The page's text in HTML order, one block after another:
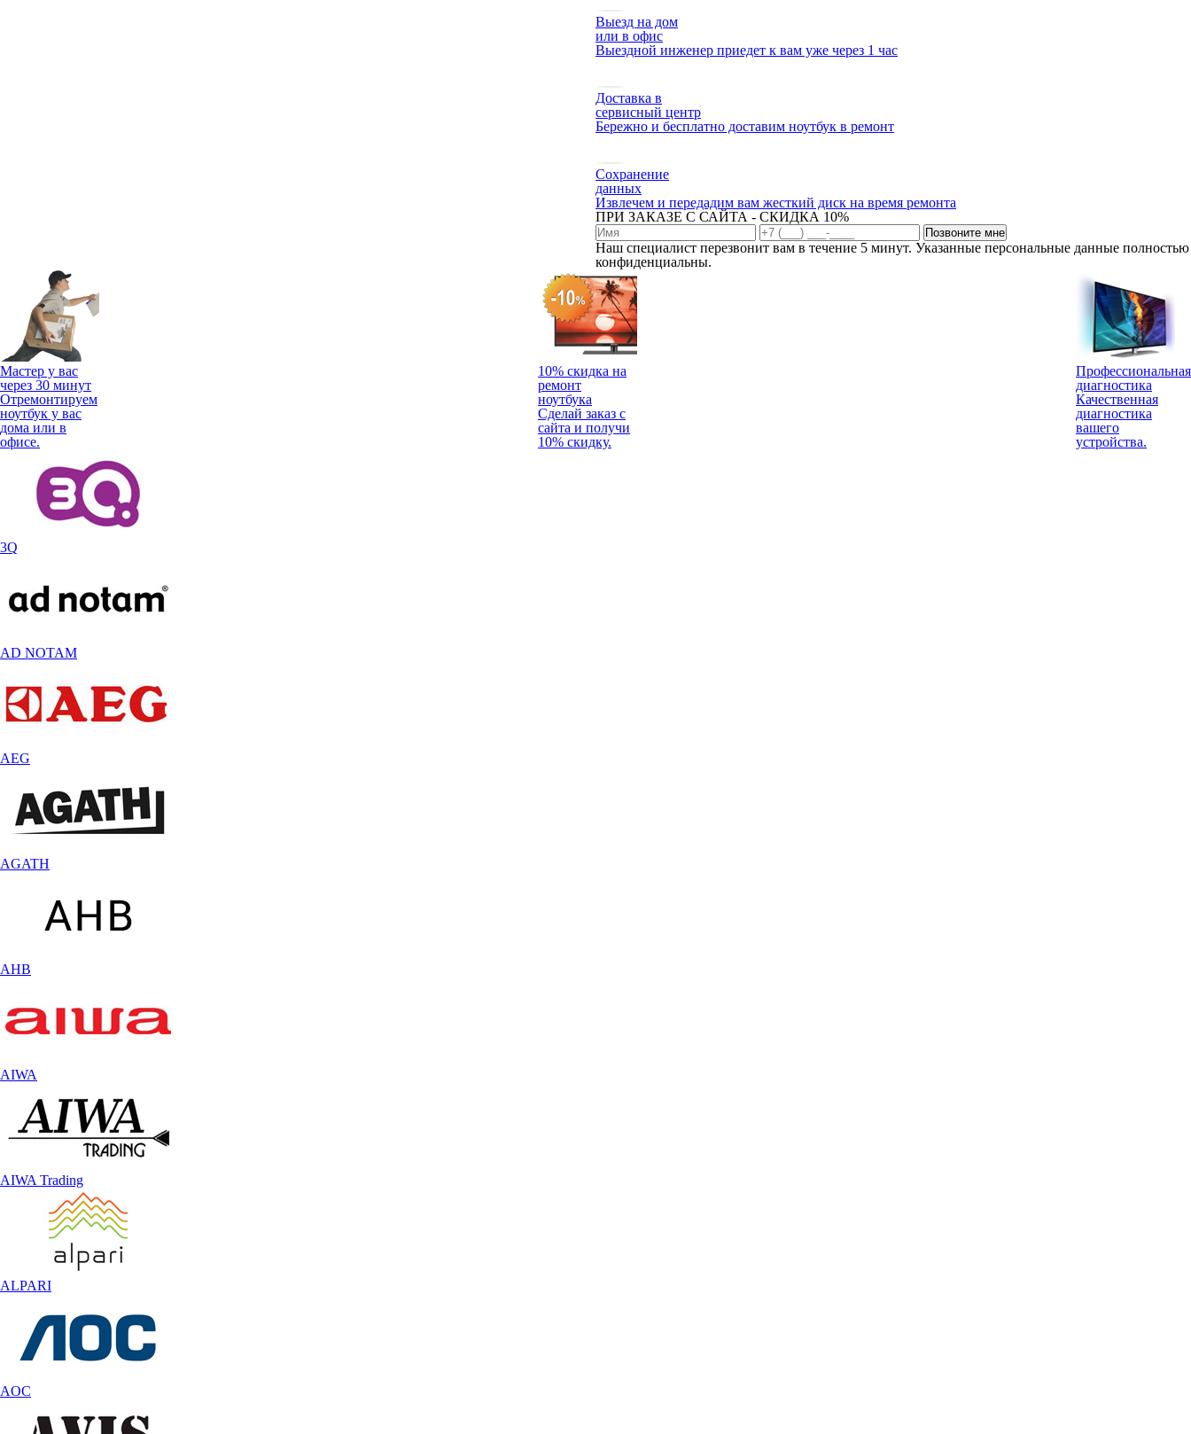
Выезд на дом
или в офис
Выездной инженер приедет к вам уже через 1 час
Доставка в
сервисный центр
Бережно и бесплатно доставим ноутбук в ремонт
Сохранение
данных
Извлечем и передадим вам жесткий диск на время ремонта
ПРИ ЗАКАЗЕ С САЙТА - СКИДКА 10%
Наш специалист перезвонит вам в течение 5 минут. Указанные персональные данные полностью
конфиденциальны.
Мастер у вас
через 30 минут
Отремонтируем
ноутбук у вас
дома или в
офисе.
10% скидка на
ремонт
ноутбука
Сделай заказ с
сайта и получи
10% скидку.
Профессиональная
диагностика
Качественная
диагностика
вашего
устройства.
3Q
AD NOTAM
AEG
AGATH
AHB
AIWA
AIWA Trading
ALPARI
AOC